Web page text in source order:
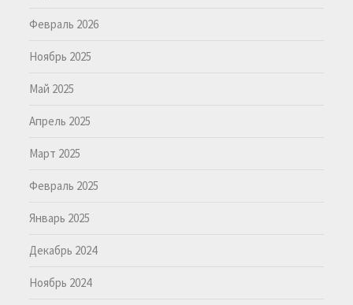
Февраль 2026
Ноябрь 2025
Май 2025
Апрель 2025
Март 2025
Февраль 2025
Январь 2025
Декабрь 2024
Ноябрь 2024